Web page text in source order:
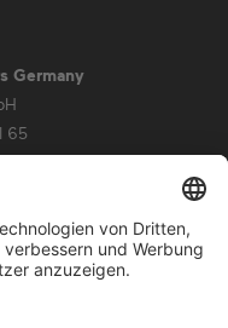
Germany
65